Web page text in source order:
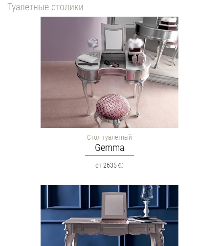
Туалетные столики
Стол туалетный
Gemma
от 2635